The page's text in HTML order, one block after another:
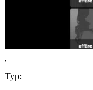
Typ: